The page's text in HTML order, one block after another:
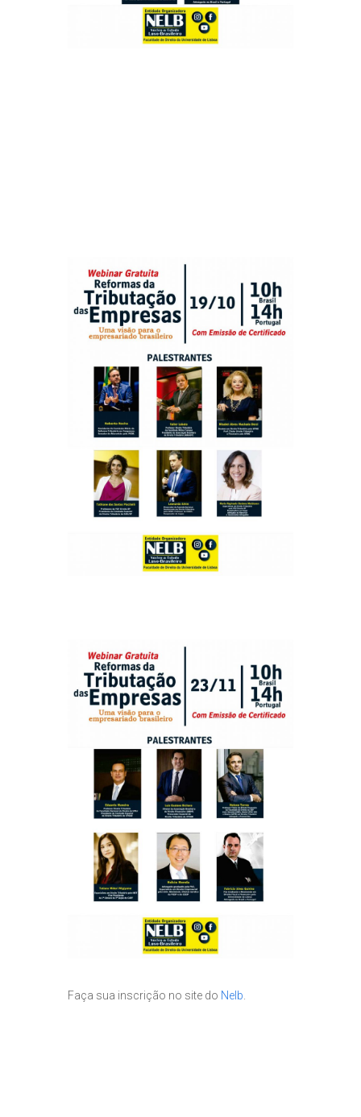
Faça sua inscrição no site do Nelb